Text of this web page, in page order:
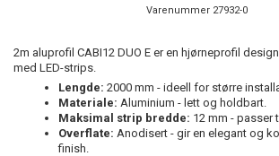
Varenummer 27932-0
2m aluprofil CABI12 DUO E er en hjørneprofil
med LED-strips.
Lengde: 2000 mm - ideell for større
Materiale: Aluminium - lett og holdbart.
Maksimal strip bredde: 12 mm - passer
Overflate: Anodisert - gir en elegant og
finish.